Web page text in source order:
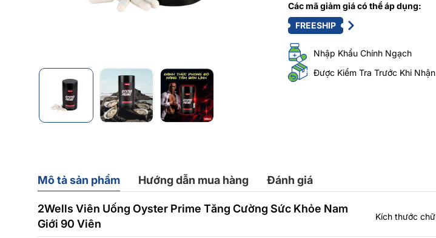
Các mã giảm giá có thể áp dụng:
FREESHIP
Nhập Khẩu Chính Ngạch
Được Kiểm Tra Trước Khi Nhận
Mô tả sản phẩm Hướng dẫn mua hàng Đánh giá
2Wells Viên Uống Oyster Prime Tăng Cường Sức Khỏe Nam
Giới 90 Viên
Kích thước chữ